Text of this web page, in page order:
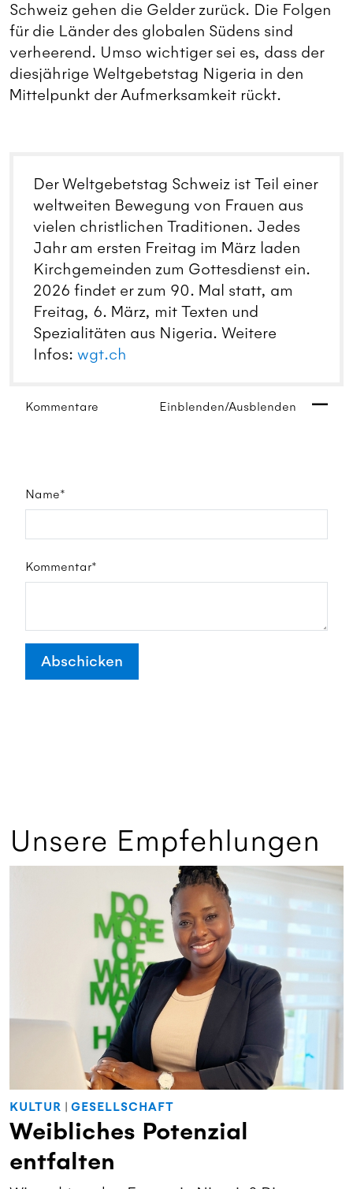
Schweiz gehen die Gelder zurück. Die Folgen
für die Länder des globalen Südens sind
verheerend. Umso wichtiger sei es, dass der
diesjährige Weltgebetstag Nigeria in den
Mittelpunkt der Aufmerksamkeit rückt.
Der Weltgebetstag Schweiz ist Teil einer
weltweiten Bewegung von Frauen aus
vielen christlichen Traditionen. Jedes
Jahr am ersten Freitag im März laden
Kirchgemeinden zum Gottesdienst ein.
2026 findet er zum 90. Mal statt, am
Freitag, 6. März, mit Texten und
Spezialitäten aus Nigeria. Weitere
Infos: wgt.ch
Kommentare Einblenden/Ausblenden
Name*
Kommentar*
Abschicken
Unsere Empfehlungen
KULTUR | GESELLSCHAFT
Weibliches Potenzial
entfalten